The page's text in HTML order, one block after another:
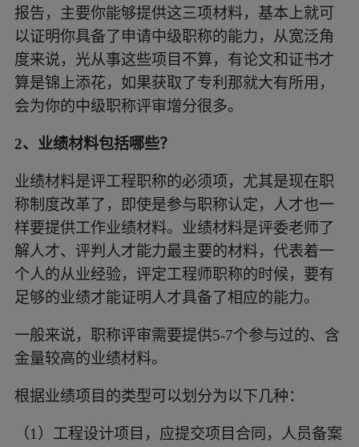
报告，主要你能够提供这三项材料，基本上就可
以证明你具备了申请中级职称的能力，从宽泛角
度来说，光从事这些项目不算，有论文和证书才
算是锦上添花，如果获取了专利那就大有所用，
会为你的中级职称评审增分很多。
2、 业绩材料包括哪些？
业绩材料是评工程职称的必须项，尤其是现在职
称制度改革了，即使是参与职称认定，人才也一
样要提供工作业绩材料。业绩材料是评委老师了
解人才、评判人才能力最主要的材料，代表着一
个人的从业经验，评定工程师职称的时候，要有
足够的业绩才能证明人才具备了相应的能力。
一般来说，职称评审需要提供5-7个参与过的、含
金量较高的业绩材料。
根据业绩项目的类型可以划分为以下几种：
（1）工程设计项目，应提交项目合同，人员备案